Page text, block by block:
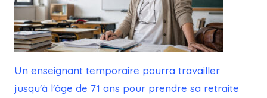
Un enseignant temporaire pourra travailler
jusqu'à l'âge de 71 ans pour prendre sa retraite